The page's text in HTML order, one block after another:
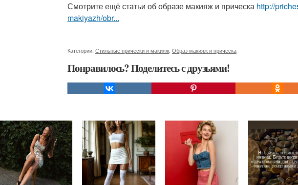
Смотрите ещё статьи об образе макияж и прическа http://
makiyazh/obr...
Категории: Стильные прически и макияж Образ макияж и прическа
Понравилось? Поделитесь с друзьями!